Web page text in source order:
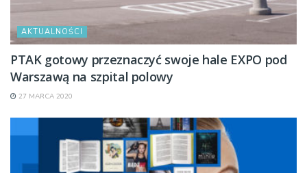
AKTUALNOŚCI
PTAK gotowy przeznaczyć swoje hale EXPO pod
Warszawą na szpital polowy
27 MARCA 2020